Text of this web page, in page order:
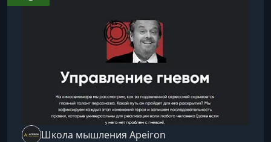
боится потерять то, что считает опорой:
общину, предсказуемость будущего,
собственную ценность. На фоне рас
Школа мышления Apeiron